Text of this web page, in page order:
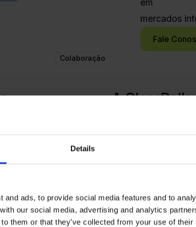
Details
and ads, to provide social media features and to
our social media, advertising and analytics
them or that they’ve collected from your use of
em
mercados
Fale
Colaboração
global
outros.
A
para a identificação,
inovadoras de
desenvolvimento da
de inovações.